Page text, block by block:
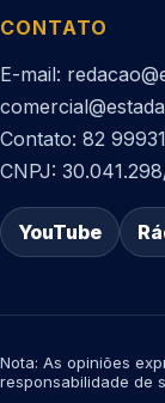
CONTATO
E-mail:
Contato: 82
CNPJ:
YouTube
Nota: As opiniões
responsabilidade de